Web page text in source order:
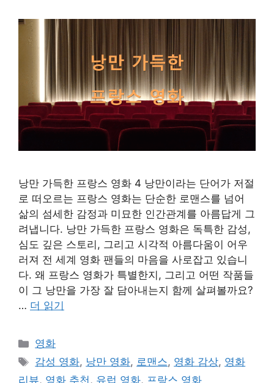
낭만 가득한 프랑스 영화 4 낭만이라는 단어가 저절
로 떠오르는 프랑스 영화는 단순한 로맨스를 넘어
삶의 섬세한 감정과 미묘한 인간관계를 아름답게 그
려냅니다. 낭만 가득한 프랑스 영화은 독특한 감성,
심도 깊은 스토리, 그리고 시각적 아름다움이 어우
러져 전 세계 영화 팬들의 마음을 사로잡고 있습니
다. 왜 프랑스 영화가 특별한지, 그리고 어떤 작품들
이 그 낭만을 가장 잘 담아내는지 함께 살펴볼까요?
… 더 읽기
카
테
영화
태
그
감성 영화, 낭만 영화, 로맨스, 영화 감상, 영화
리뷰, 영화 추천 , 유럽 영화, 프랑스 영화